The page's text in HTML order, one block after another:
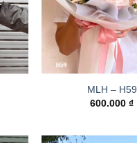
MLH – H59
600.000₫